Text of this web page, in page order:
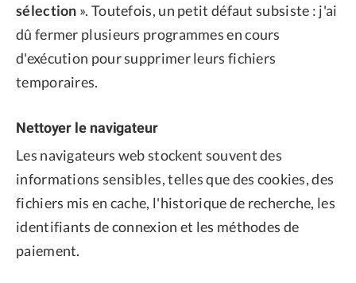
sélection ». Toutefois, un petit défaut subsiste : j'ai
dû fermer plusieurs programmes en cours
d'exécution pour supprimer leurs fichiers
temporaires.
Nettoyer le navigateur
Les navigateurs web stockent souvent des
informations sensibles, telles que des cookies, des
fichiers mis en cache, l'historique de recherche, les
identifiants de connexion et les méthodes de
paiement.